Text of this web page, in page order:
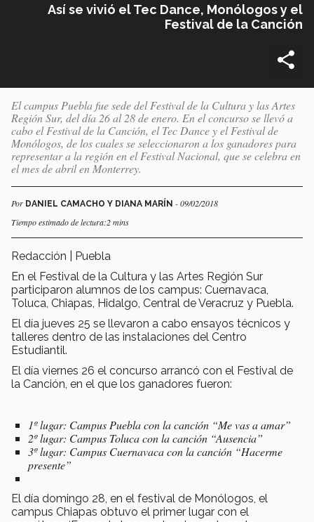
Así se vivió el Tec Dance, Monólogos y el
Festival de la Canción
El campus Puebla fue sede del Festival de la Cultura y las Artes
Región Sur, del día 26 al 28 de enero. En el concurso se llevó a
cabo el Festival de la Canción, el Tec Dance y el Festival de
Monólogos, de los cuales se seleccionaron a los ganadores para
representar a la región en el Festival Nacional, que se celebra en
el mes de abril en Monterrey.
Por DANIEL CAMACHO Y DIANA MARÍN - 09/02/2018
Tiempo estimado de lectura:2 mins
Redacción | Puebla
En el Festival de la Cultura y las Artes Región Sur
participaron alumnos de los campus: Cuernavaca,
Toluca, Chiapas, Hidalgo, Central de Veracruz y Puebla.
El día jueves 25 se llevaron a cabo ensayos técnicos y
talleres dentro de las instalaciones del Centro
Estudiantil.
El día viernes 26 el concurso arrancó con el Festival de
la Canción, en el que los ganadores fueron:
1º lugar: Campus Puebla con la canción “Me vas a amar”
2º lugar: Campus Toluca con la canción “Ausencia”
3º lugar: Campus Cuernavaca con la canción “Hacerme
presente”
El día domingo 28, en el festival de Monólogos, el
campus Chiapas obtuvo el primer lugar con el